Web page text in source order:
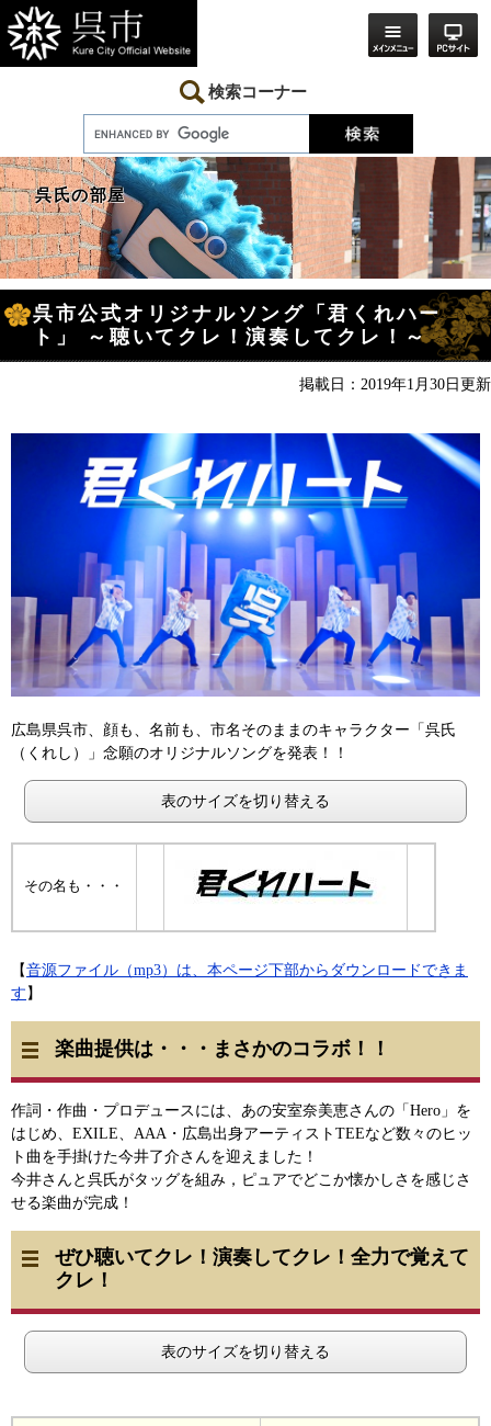
ー
ジ
の
ニ
ュ
ー
て
本
文
へ
検索コーナー
呉氏の部屋
文
呉市公式オリジナルソング「君くれハー
ト」 ～聴いてクレ！演奏してクレ！～
掲載日：2019年1月30日更新
広島県呉市、顔も、名前も、市名そのままのキャラクター「呉氏
（くれし）」念願のオリジナルソングを発表！！
表のサイズを切り替える
その名も・・・
【音源ファイル（mp3）は、本ページ下部からダウンロードできま
す 】
楽曲提供は・・・まさかのコラボ！！
作詞・作曲・プロデュースには、あの安室奈美恵さんの「Hero」を
はじめ、EXILE、AAA・広島出身アーティストTEEなど数々のヒッ
ト曲を手掛けた今井了介さんを迎えました！
今井さんと呉氏がタッグを組み，ピュアでどこか懐かしさを感じさ
せる楽曲が完成！
ぜひ聴いてクレ！演奏してクレ！全力で覚えて
クレ！
表のサイズを切り替える